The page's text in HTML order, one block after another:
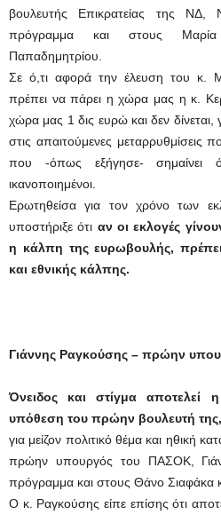
βουλευτής Επικρατείας της
πρόγραμμα και στους
Παπαδημητρίου.
Σε ό,τι αφορά την έλευση του κ.
πρέπει να πάρει η χώρα μας η κ.
χώρα μας 1 δις ευρώ και δεν δίνεται,
στις απαιτούμενες μεταρρυθμίσεις
που -όπως εξήγησε- σημαίνει
ικανοποιημένοι.
Ερωτηθείσα για τον χρόνο των
υποστήριξε ότι αν οι εκλογές
η κάλπη της ευρωβουλής,
και εθνικής κάλπης.
Γιάννης Ραγκούσης – πρώην
Όνειδος και στίγμα
υπόθεση του πρώην βουλευτή
για μείζον πολιτικό θέμα και ηθική
πρώην υπουργός του ΠΑΣΟΚ,
πρόγραμμα και στους Θάνο Σιαφάκα
Ο κ. Ραγκούσης είπε επίσης ότι